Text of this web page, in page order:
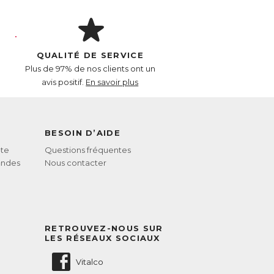
essentiels à la croissance des
de nutriments directement à la
naturelle de Silicium, un constituant
un actif reconnu pour favoriser la
des tocotriénols. Le Zinc régule
QUALITÉ DE SERVICE
Plus de 97% de nos clients ont un
avis positif. En savoir plus
BESOIN D’AIDE
Questions fréquentes
Nous contacter
RETROUVEZ-NOUS SUR
LES RÉSEAUX SOCIAUX
Vitalco